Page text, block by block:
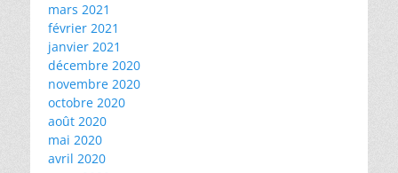
mars 2021
février 2021
janvier 2021
décembre 2020
novembre 2020
octobre 2020
août 2020
mai 2020
avril 2020